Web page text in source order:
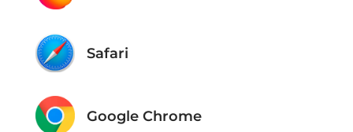
Safari
Google Chrome